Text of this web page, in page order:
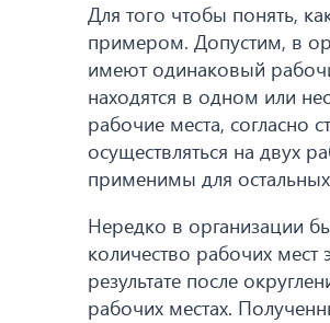
Для того чтобы понять,
примером. Допустим, в
имеют одинаковый
находятся в одном или
рабочие места, согласно
осуществляться на двух
применимы для
Нередко в организации
количество рабочих мест
результате после
рабочих местах.